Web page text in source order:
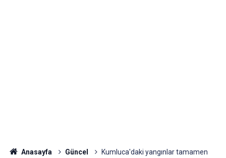
Anasayfa Güncel
Kumluca'daki yangınlar tamamen